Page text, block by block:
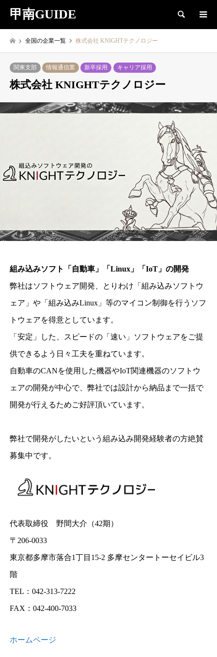
甲南GUIDE 検索
全国の企業一覧 株式会社 KNIGHTテクノロジー
関東支部 情報通信業 新卒採用 キャリア採用
株式会社 KNIGHTテクノロジー
組み込みソフト「自動車」「Linux」「IoT」の開発
弊社はソフトウェア開発、とりわけ「組み込みソフトウ
ェア」や「組み込みLinux」等のマイコン制御を行うソフ
トウェアを得意としています。
「安定」した、スピードの「速い」ソフトウェアをご提
供できるよう日々工夫を重ねています。
自動車のCANを使用した機器やIoT関連機器のソフトウ
ェアの開発が中心で、弊社では設計から納品まで一括で
開発が行えるためご好評頂いています。
弊社で開発がしたいという組み込み開発経験者の方絶賛
募集中です。
代表取締役 野間大介（42期）
〒206-0033
東京都多摩市落合1丁目15-2 多摩センタートーセイビル3
階
TEL：042-313-7222
FAX：042-400-7033
ホームページ